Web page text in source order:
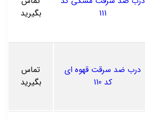
111
بگیرید
درب ضد سرقت قهوه ای
کد 110
تماس
بگیرید